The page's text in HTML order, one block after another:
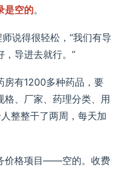
是空的。
说得很轻松，“我们有导
，导进去就行。”
房有1200多种药品，要
格、厂家、药理分类、用
整整干了两周，每天加
价格项目——空的。收费